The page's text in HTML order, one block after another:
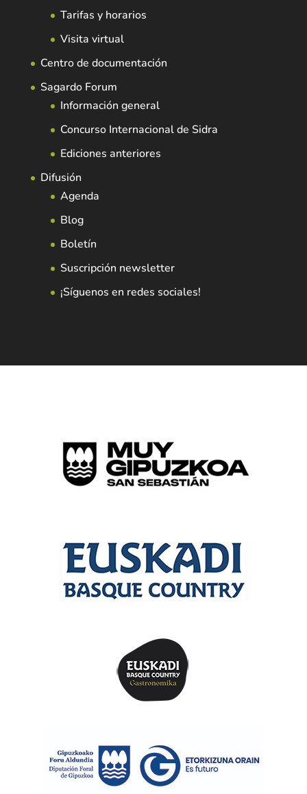
Tarifas y horarios
Visita virtual
Centro de documentación
Sagardo Forum
Información general
Concurso Internacional de Sidra
Ediciones anteriores
Difusión
Agenda
Blog
Boletín
Suscripción newsletter
¡Síguenos en redes sociales!